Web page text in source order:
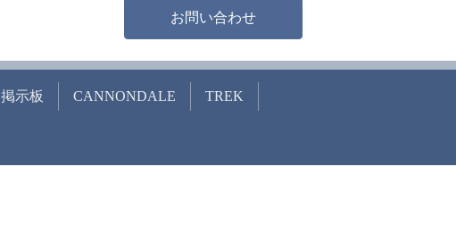
お問い合わせ
掲示板 CANNONDALE TREK